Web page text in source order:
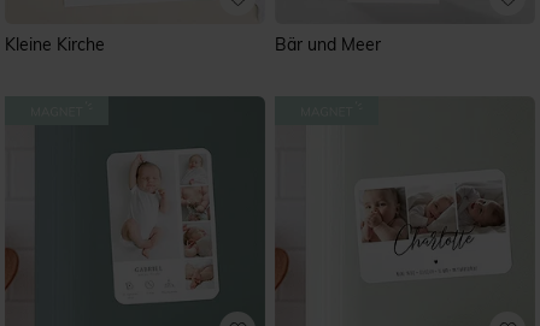
Kleine Kirche Bär und Meer